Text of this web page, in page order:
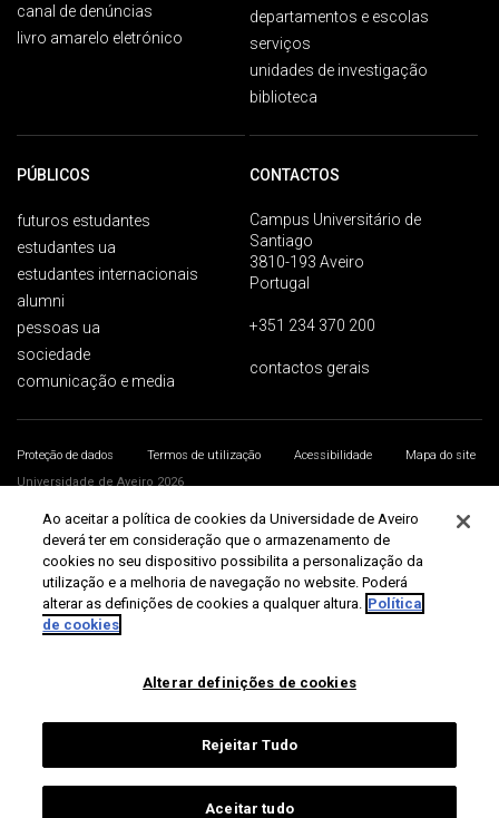
canal de denúncias
livro amarelo eletrónico
departamentos e escolas
serviços
unidades de investigação
biblioteca
PÚBLICOS
futuros estudantes
estudantes ua
estudantes internacionais
alumni
pessoas ua
sociedade
comunicação e media
CONTACTOS
Campus Universitário de
Santiago
3810-193 Aveiro
Portugal
+351 234 370 200
contactos gerais
Proteção de dados Termos de utilização Acessibilidade
Mapa do site
Universidade de Aveiro 2026
Ao aceitar a política de cookies da Universidade de Aveiro
deverá ter em consideração que o armazenamento de
cookies no seu dispositivo possibilita a personalização da
utilização e a melhoria de navegação no website. Poderá
alterar as definições de cookies a qualquer altura. Política
de cookies
Alterar definições de cookies
Rejeitar Tudo
Aceitar tudo